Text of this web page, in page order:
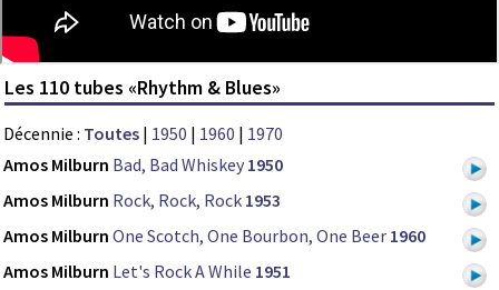
Les 110 tubes «Rhythm & Blues»
Décennie : Toutes | 1950 | 1960 | 1970
Amos Milburn Bad, Bad Whiskey 1950
Amos Milburn Rock, Rock, Rock 1953
Amos Milburn One Scotch, One Bourbon, One Beer 1960
Amos Milburn Let's Rock A While 1951